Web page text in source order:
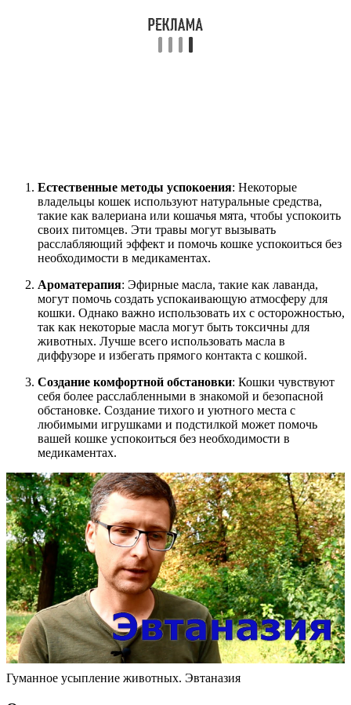
Естественные методы успокоения: Некоторые
владельцы кошек используют натуральные средства,
такие как валериана или кошачья мята, чтобы успокоить
своих питомцев. Эти травы могут вызывать
расслабляющий эффект и помочь кошке успокоиться без
необходимости в медикаментах.
Ароматерапия: Эфирные масла, такие как лаванда,
могут помочь создать успокаивающую атмосферу для
кошки. Однако важно использовать их с осторожностью,
так как некоторые масла могут быть токсичны для
животных. Лучше всего использовать масла в
диффузоре и избегать прямого контакта с кошкой.
Создание комфортной обстановки: Кошки чувствуют
себя более расслабленными в знакомой и безопасной
обстановке. Создание тихого и уютного места с
любимыми игрушками и подстилкой может помочь
вашей кошке успокоиться без необходимости в
медикаментах.
Гуманное усыпление животных. Эвтаназия